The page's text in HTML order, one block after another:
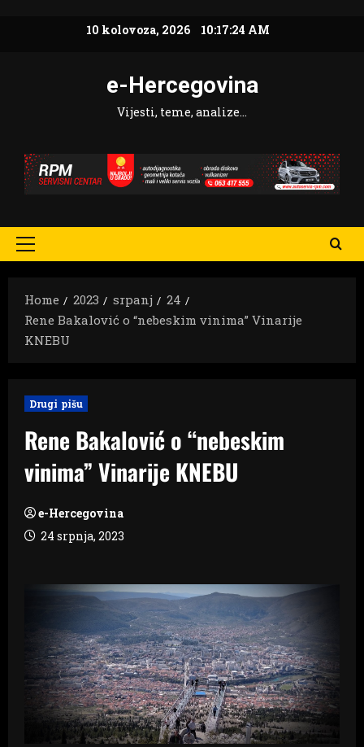
10 kolovoza, 2026 10:17:25 AM
e-Hercegovina
Vijesti, teme, analize…
Primary
Home
2023 srpanj
24
Rene Bakalović o “nebeskim vinima” Vinarije
KNEBU
Drugi pišu
Rene Bakalović o “nebeskim
vinima” Vinarije KNEBU
e-Hercegovina
24 srpnja, 2023